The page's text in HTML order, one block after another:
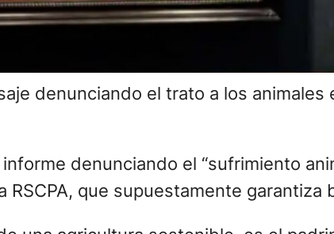
denunciando el trato a los animales
denunciando el “sufrimiento
que supuestamente garantiza